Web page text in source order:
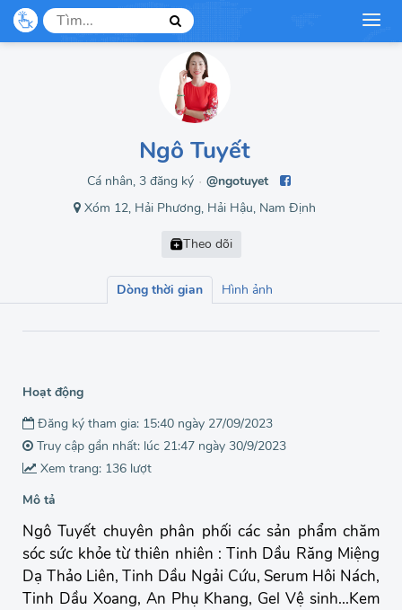
Ngô Tuyết
Cá nhân, 3 đăng ký ●
@ngotuyet
Xóm 12, Hải Phương, Hải Hậu, Nam Định
Dòng thời gian Hình ảnh
Hoạt động
Đăng ký tham gia: 15:40 ngày 27/09/2023
Truy cập gần nhất: lúc 21:47 ngày 30/9/2023
Xem trang: 136 lượt
Mô tả
Ngô Tuyết chuyên phân phối các sản phẩm chăm
sóc sức khỏe từ thiên nhiên : Tinh Dầu Răng Miệng
Dạ Thảo Liên, Tinh Dầu Ngải Cứu, Serum Hôi Nách,
Tinh Dầu Xoang, An Phụ Khang, Gel Vệ sinh...Kem